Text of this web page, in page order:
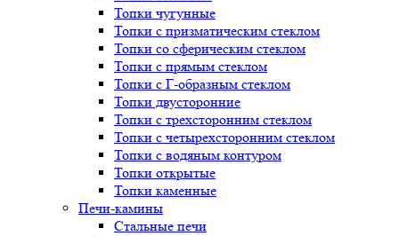
Топки чугунные
Топки с призматическим стеклом
Топки со сферическим стеклом
Топки с прямым стеклом
Топки с Г-образным стеклом
Топки двусторонние
Топки с трехсторонним стеклом
Топки с четырехсторонним стеклом
Топки с водяным контуром
Топки открытые
Топки каменные
Печи-камины
Стальные печи